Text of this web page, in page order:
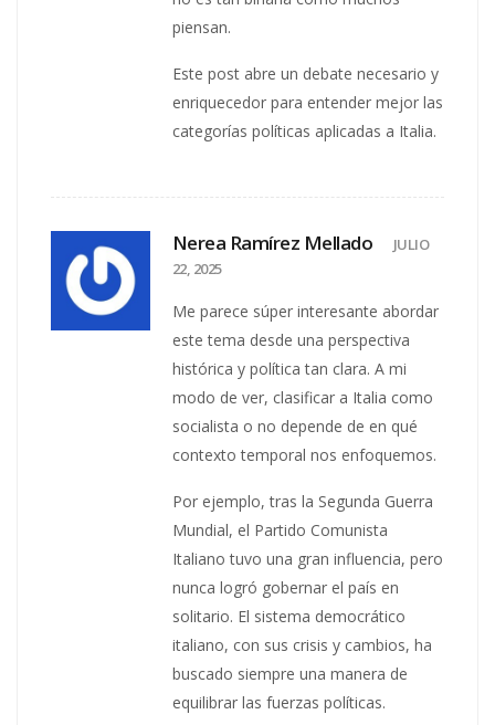
piensan.
Este post abre un debate necesario y
enriquecedor para entender mejor las
categorías políticas aplicadas a Italia.
Nerea Ramírez Mellado
JULIO
22, 2025
Me parece súper interesante abordar
este tema desde una perspectiva
histórica y política tan clara. A mi
modo de ver, clasificar a Italia como
socialista o no depende de en qué
contexto temporal nos enfoquemos.
Por ejemplo, tras la Segunda Guerra
Mundial, el Partido Comunista
Italiano tuvo una gran influencia, pero
nunca logró gobernar el país en
solitario. El sistema democrático
italiano, con sus crisis y cambios, ha
buscado siempre una manera de
equilibrar las fuerzas políticas.